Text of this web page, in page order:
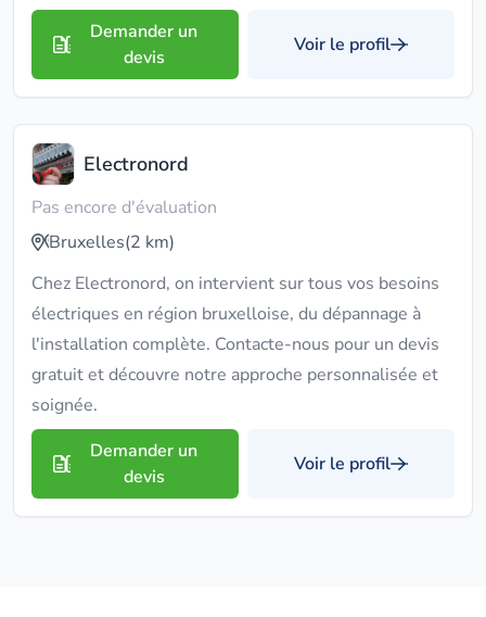
Demander un
devis
Voir le profil
Electronord
Pas encore d'évaluation
Bruxelles(2 km)
Chez Electronord, on intervient sur tous vos besoins
électriques en région bruxelloise, du dépannage à
l'installation complète. Contacte-nous pour un devis
gratuit et découvre notre approche personnalisée et
soignée.
Demander un
devis
Voir le profil